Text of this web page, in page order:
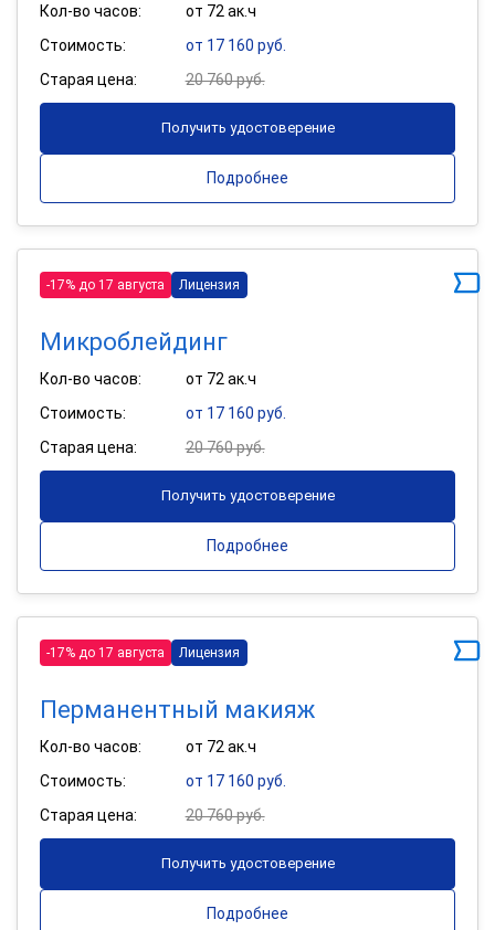
Кол-во часов:
от 72 ак.ч
Стоимость:
от 17 160 руб.
Старая цена:
20 760 руб.
Получить удостоверение
Подробнее
-17% до 17 августа Лицензия
Микроблейдинг
Кол-во часов:
от 72 ак.ч
Стоимость:
от 17 160 руб.
Старая цена:
20 760 руб.
Получить удостоверение
Подробнее
-17% до 17 августа Лицензия
Перманентный макияж
Кол-во часов:
от 72 ак.ч
Стоимость:
от 17 160 руб.
Старая цена:
20 760 руб.
Получить удостоверение
Подробнее